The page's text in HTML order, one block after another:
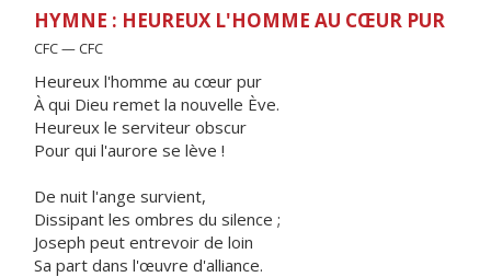
HYMNE : HEUREUX L'HOMME AU CŒUR PUR
CFC — CFC
Heureux l'homme au cœur pur
À qui Dieu remet la nouvelle Ève.
Heureux le serviteur obscur
Pour qui l'aurore se lève !
De nuit l'ange survient,
Dissipant les ombres du silence ;
Joseph peut entrevoir de loin
Sa part dans l'œuvre d'alliance.